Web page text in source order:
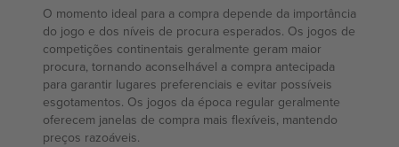
O momento ideal para a compra depende da importância
do jogo e dos níveis de procura esperados. Os jogos de
competições continentais geralmente geram maior
procura, tornando aconselhável a compra antecipada
para garantir lugares preferenciais e evitar possíveis
esgotamentos. Os jogos da época regular geralmente
oferecem janelas de compra mais flexíveis, mantendo
preços razoáveis.